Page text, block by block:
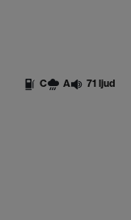
C A 71 ljud